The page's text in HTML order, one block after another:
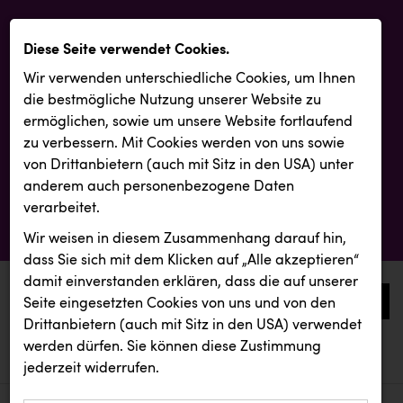
0
aktuelle aussendungen
aktuelle aussendungen
Diese Seite verwendet Cookies.
Wir verwenden unterschiedliche Cookies, um Ihnen
die best­mögliche Nutzung unserer Website zu
ermöglichen, sowie um unsere Website fortlaufend
zu verbessern. Mit Cookies werden von uns sowie
von Drittanbietern (auch mit Sitz in den USA) unter
anderem auch personenbezogene Daten
verarbeitet.
Wir weisen in diesem Zusammenhang darauf hin,
dass Sie sich mit dem Klicken auf „Alle akzeptieren“
damit ein­ver­standen erklären, dass die auf unserer
Seite eingesetzten Cookies von uns und von den
Drittanbietern (auch mit Sitz in den USA) verwendet
werden dürfen. Sie können diese Zustimmung
jederzeit widerrufen.